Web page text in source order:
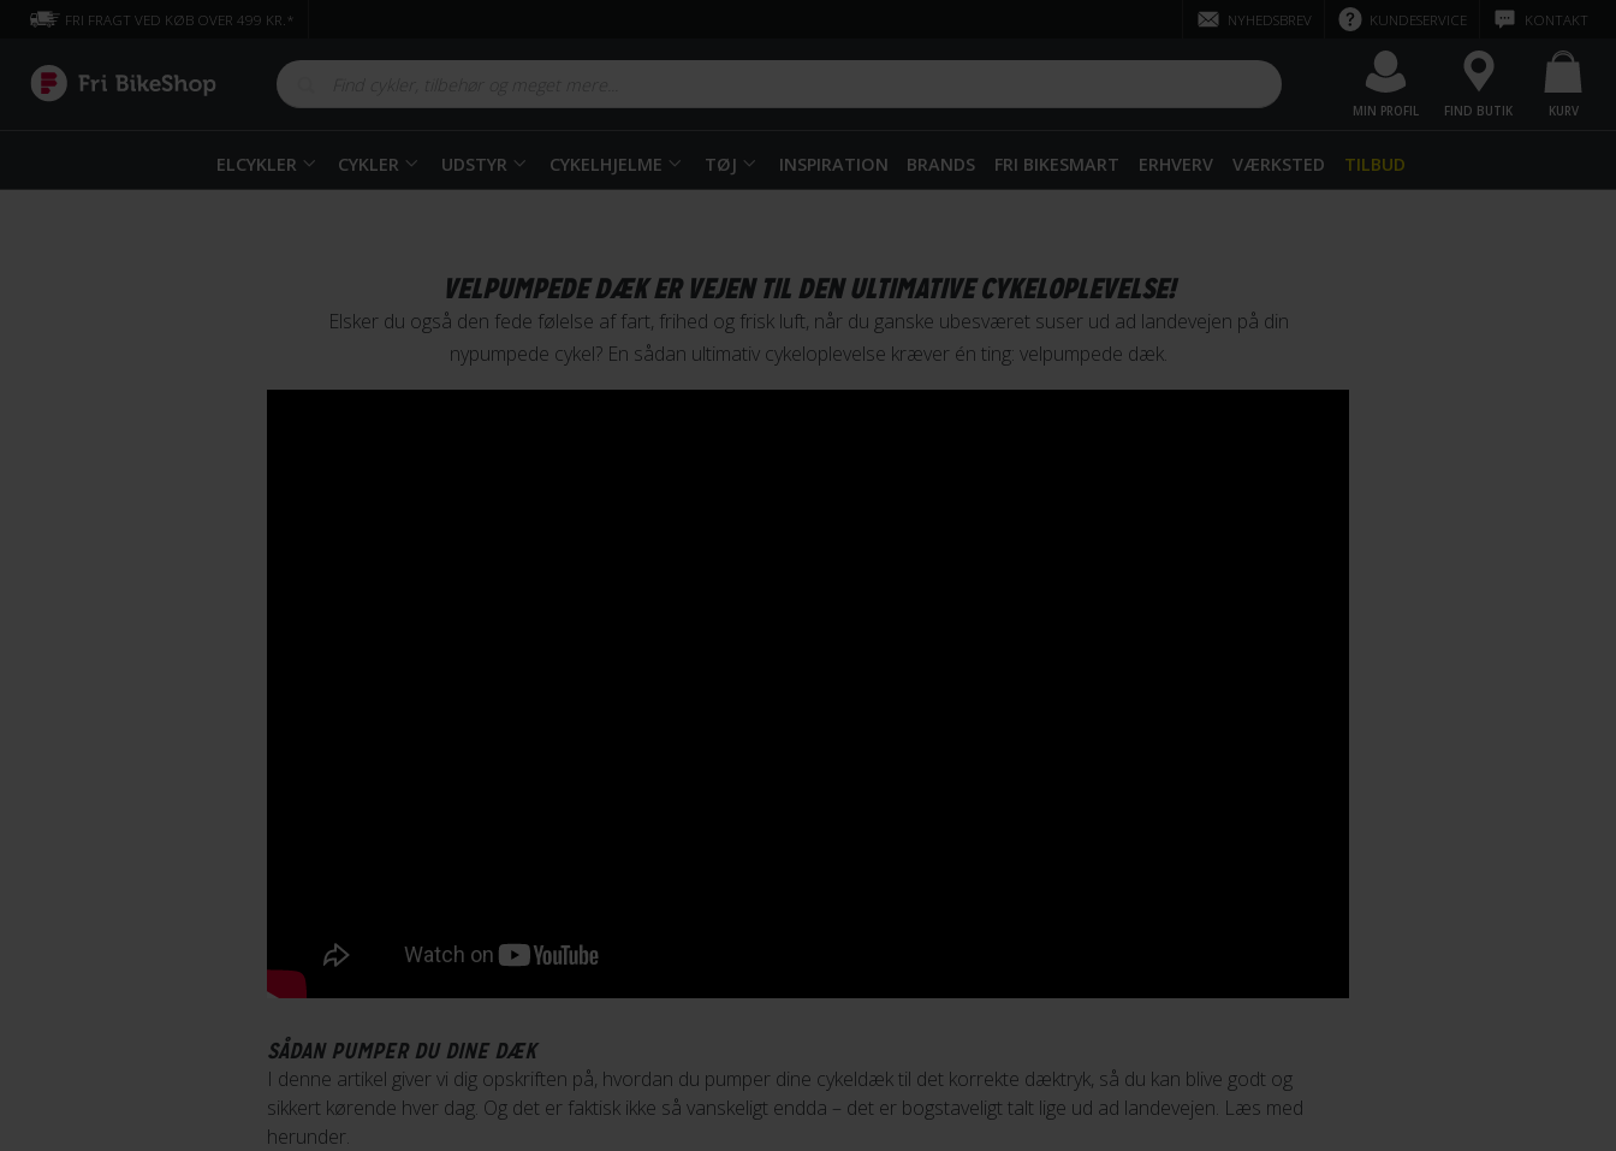
FRI FRAGT VED KØB OVER 499 KR.* NYHEDSBREV KUNDESERVICE KONTAKT
MIN PROFIL FIND BUTIK KURV
ELCYKLER CYKLER UDSTYR CYKELHJELME TØJ INSPIRATION BRANDS FRI BIKESMART ERHVERV VÆRKSTED TILBUD
VELPUMPEDE DÆK ER VEJEN TIL DEN ULTIMATIVE CYKELOPLEVELSE!
Elsker du også den fede følelse af fart, frihed og frisk luft, når du ganske ubesværet suser ud ad landevejen på din
nypumpede cykel? En sådan ultimativ cykeloplevelse kræver én ting: velpumpede dæk.
SÅDAN PUMPER DU DINE DÆK
I denne artikel giver vi dig opskriften på, hvordan du pumper dine cykeldæk til det korrekte dæktryk, så du kan blive godt og
sikkert kørende hver dag. Og det er faktisk ikke så vanskeligt endda – det er bogstaveligt talt lige ud ad landevejen. Læs med
herunder.